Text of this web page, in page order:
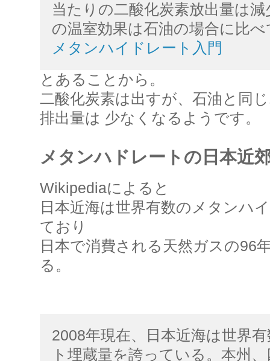
当たりの二酸化炭素放出量は
の温室効果は石油の場合に比
メタンハイドレート入門
とあることから。
二酸化炭素は出すが、石油と同
排出量は 少なくなるようです。
メタンハドレートの日本近
Wikipediaによると
日本近海は世界有数のメタンハ
ており
日本で消費される天然ガスの96
る。
2008年現在、日本近海は世界
ト埋蔵量を誇っている。本州